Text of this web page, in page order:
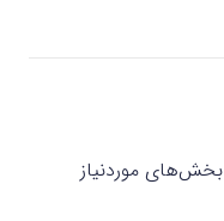
بخش‌های موردنیاز